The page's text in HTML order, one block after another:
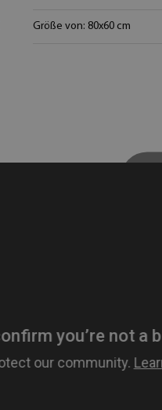
Größe von: 80x60 cm